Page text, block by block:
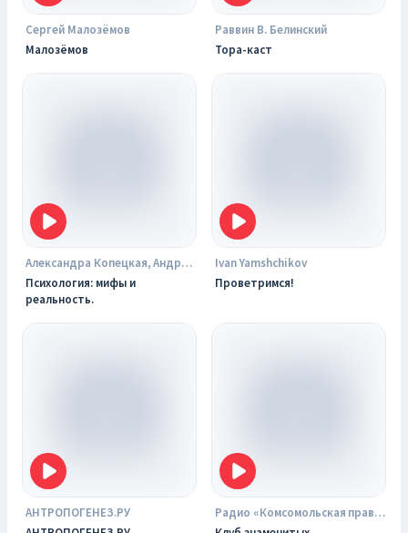
Сергей Малозёмов
Малозёмов
Раввин В. Белинский
Тора-каст
Александра Копецкая, Андрей Копецкий. Podster.fm
Психология: мифы и
реальность.
Ivan Yamshchikov
Проветримся!
АНТРОПОГЕНЕЗ.РУ
Радио «Комсомольская правда»